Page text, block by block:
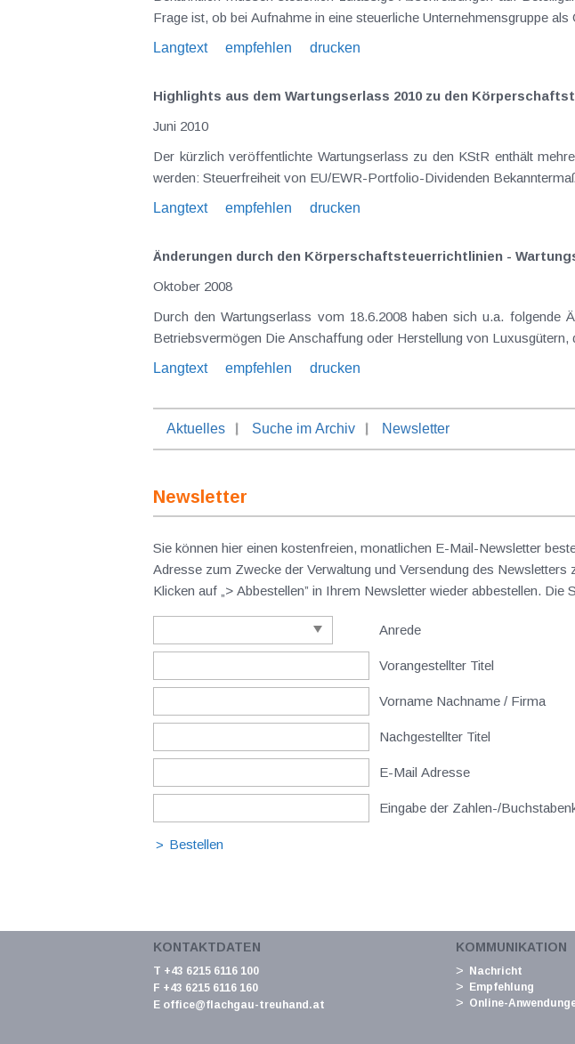
Frage
Langtext
empfehlen drucken
Highlights aus dem Wartungserlass 2010 zu den
Juni 2010
Der kürzlich veröffentlichte Wartungserlass zu den KStR enthält mehrere Klarstellungen , von denen die bedeutendsten nachfolgend näher
werden: Steuerfreiheit von
Langtext
empfehlen drucken
Änderungen durch den Körperschaftsteuerrichtlinien -
Oktober 2008
Durch den Wartungserlass vom 18.6.2008 haben sich u.a. folgende
Betriebsvermögen Die Anschaffung oder Herstellung von
Langtext
empfehlen drucken
Aktuelles Suche im Archiv Newsletter
Newsletter
Sie können hier einen kostenfreien, monatlichen E-Mail-Newsletter
Adresse zum Zwecke der Verwaltung und Versendung des
Klicken auf „> Abbestellen” in Ihrem Newsletter wieder abbestellen.
Anrede
Vorangestellter Titel
Vorname Nachname / Firma
Nachgestellter Titel
E-Mail Adresse
Eingabe der Zahlen-/
KONTAKTDATEN
T +43 6215 6116 100
F +43 6215 6116 160
E office@flachgau-treuhand.at
KOMMUNIKATION
Nachricht
Empfehlung
Online-